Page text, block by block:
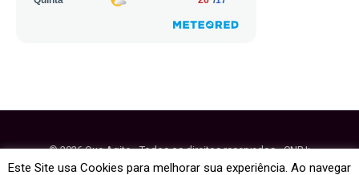
© 2026 Que Agito - Todos os direitos reservados - CNPJ:
64.884.270/0001-95
Este Site usa Cookies para melhorar sua experiência. Ao navegar